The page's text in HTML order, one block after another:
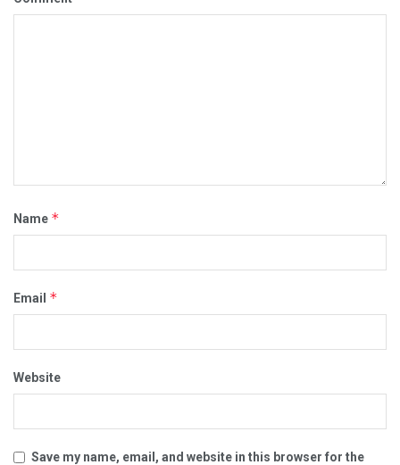
Name *
Email *
Website
Save my name, email, and website in this browser for the